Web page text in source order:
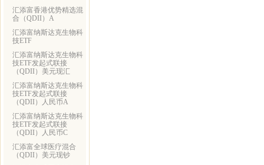
汇添富香港优势精选混
合（QDII）A
汇添富纳斯达克生物科
技ETF
汇添富纳斯达克生物科
技ETF发起式联接
（QDII）美元现汇
汇添富纳斯达克生物科
技ETF发起式联接
（QDII）人民币A
汇添富纳斯达克生物科
技ETF发起式联接
（QDII）人民币C
汇添富全球医疗混合
（QDII）美元现钞